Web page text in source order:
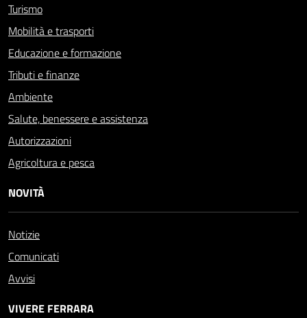
Turismo
Mobilità e trasporti
Educazione e formazione
Tributi e finanze
Ambiente
Salute, benessere e assistenza
Autorizzazioni
Agricoltura e pesca
NOVITÀ
Notizie
Comunicati
Avvisi
VIVERE FERRARA